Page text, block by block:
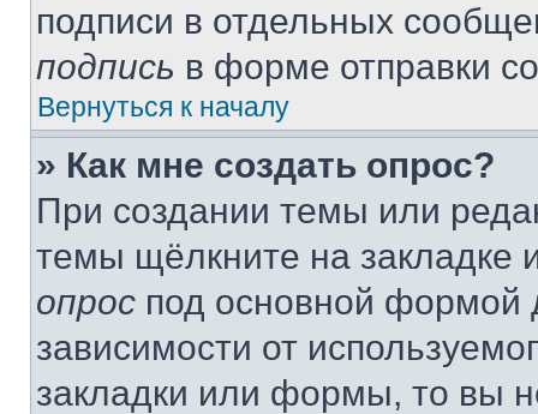
подписи в отдельных
подпись в форме отправки
Вернуться к началу
» Как мне создать опрос?
При создании темы или
темы щёлкните на
опрос под основной формой
зависимости от
закладки или формы, то вы